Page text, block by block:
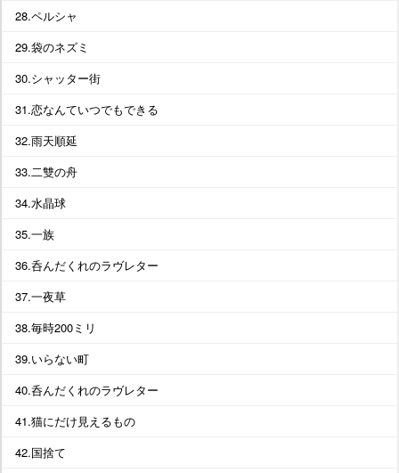
28.ペルシャ
29.袋のネズミ
30.シャッター街
31.恋なんていつでもできる
32.雨天順延
33.二雙の舟
34.水晶球
35.一族
36.呑んだくれのラヴレター
37.一夜草
38.毎時200ミリ
39.いらない町
40.呑んだくれのラヴレター
41.猫にだけ見えるもの
42.国捨て